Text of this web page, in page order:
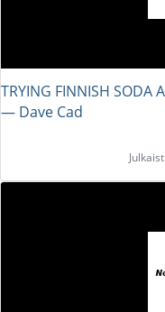
TRYING FINNISH SODA
― Dave Cad